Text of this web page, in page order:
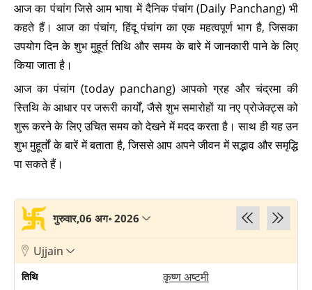
आज का पंचांग जिसे आम भाषा में दैनिक पंचांग (Daily Panchang) भी
कहते हैं। आज का पंचांग, हिंदू पंचांग का एक महत्वपूर्ण भाग है, जिसका
उपयोग दिन के शुभ मुहूर्त तिथि और समय के बारे में जानकारी पाने के लिए
किया जाता है।
आज का पंचांग (today panchang) आपको ग्रह और चंद्रमा की
स्तिथि के आधार पर जरूरी कार्यों, जैसे शुभ समारोहों या नए प्रोजेक्ट्स को
शुरू करने के लिए उचित समय को देखने में मदद करता है। साथ ही यह उन
शुभ मुहूर्तों के बारें में बताता है, जिससे आप अपने जीवन में सद्भाव और समृद्धि
पा सकते हैं।
गुरुवार,06 अग॰ 2026
Ujjain
तिथि कृष्ण अष्टमी